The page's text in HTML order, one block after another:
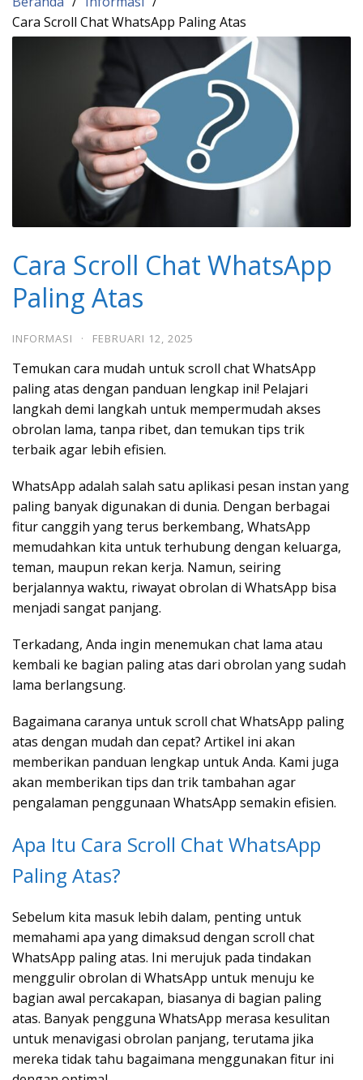
Cara Scroll Chat WhatsApp Paling Atas
Cara Scroll Chat WhatsApp
Paling Atas
INFORMASI · FEBRUARI 12, 2025
Temukan cara mudah untuk scroll chat WhatsApp
paling atas dengan panduan lengkap ini! Pelajari
langkah demi langkah untuk mempermudah akses
obrolan lama, tanpa ribet, dan temukan tips trik
terbaik agar lebih efisien.
WhatsApp adalah salah satu aplikasi pesan instan yang
paling banyak digunakan di dunia. Dengan berbagai
fitur canggih yang terus berkembang, WhatsApp
memudahkan kita untuk terhubung dengan keluarga,
teman, maupun rekan kerja. Namun, seiring
berjalannya waktu, riwayat obrolan di WhatsApp bisa
menjadi sangat panjang.
Terkadang, Anda ingin menemukan chat lama atau
kembali ke bagian paling atas dari obrolan yang sudah
lama berlangsung.
Bagaimana caranya untuk scroll chat WhatsApp paling
atas dengan mudah dan cepat? Artikel ini akan
memberikan panduan lengkap untuk Anda. Kami juga
akan memberikan tips dan trik tambahan agar
pengalaman penggunaan WhatsApp semakin efisien.
Apa Itu Cara Scroll Chat WhatsApp
Paling Atas?
Sebelum kita masuk lebih dalam, penting untuk
memahami apa yang dimaksud dengan scroll chat
WhatsApp paling atas. Ini merujuk pada tindakan
menggulir obrolan di WhatsApp untuk menuju ke
bagian awal percakapan, biasanya di bagian paling
atas. Banyak pengguna WhatsApp merasa kesulitan
untuk menavigasi obrolan panjang, terutama jika
mereka tidak tahu bagaimana menggunakan fitur ini